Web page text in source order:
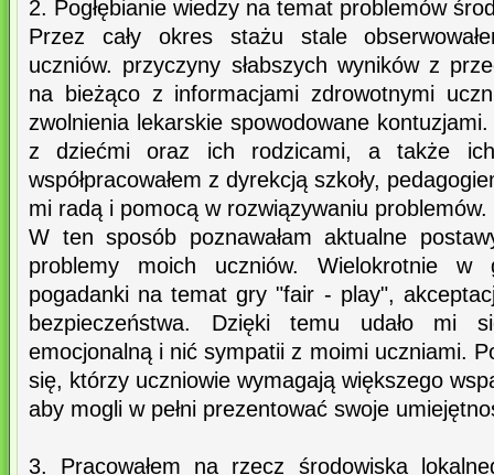
2. Pogłębianie wiedzy na temat problemów
Przez cały okres stażu stale
uczniów. przyczyny słabszych wyników z
na bieżąco z informacjami zdrowotnymi
zwolnienia lekarskie spowodowane
z dziećmi oraz ich rodzicami, a także ich
współpracowałem z dyrekcją szkoły,
mi radą i pomocą w rozwiązywaniu problemów.
W ten sposób poznawałam aktualne
problemy moich uczniów. Wielokrotnie w
pogadanki na temat gry "fair - play",
bezpieczeństwa. Dzięki temu udało mi
emocjonalną i nić sympatii z moimi uczniami.
się, którzy uczniowie wymagają większego
aby mogli w pełni prezentować swoje
3. Pracowałem na rzecz środowiska